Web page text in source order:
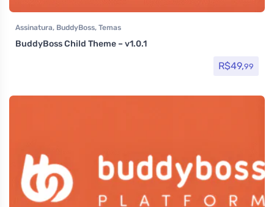
Assinatura, BuddyBoss, Temas
BuddyBoss Child Theme – v1.0.1
R$49,99